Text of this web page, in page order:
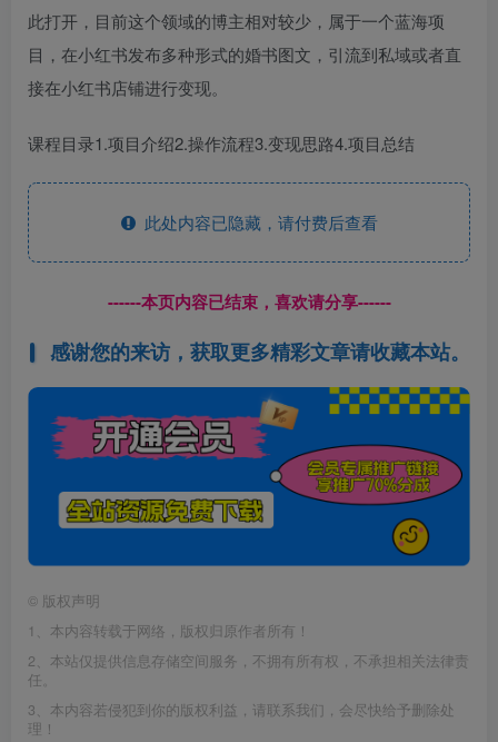
此打开，目前这个领域的博主相对较少，属于一个蓝海项
目，在小红书发布多种形式的婚书图文，引流到私域或者直
接在小红书店铺进行变现。
课程目录1.项目介绍2.操作流程3.变现思路4.项目总结
此处内容已隐藏，请付费后查看
------本页内容已结束，喜欢请分享------
感谢您的来访，获取更多精彩文章请收藏本站。
© 版权声明
1、本内容转载于网络，版权归原作者所有！
2、本站仅提供信息存储空间服务，不拥有所有权，不承担相关法律责
任。
3、本内容若侵犯到你的版权利益，请联系我们，会尽快给予删除处
理！